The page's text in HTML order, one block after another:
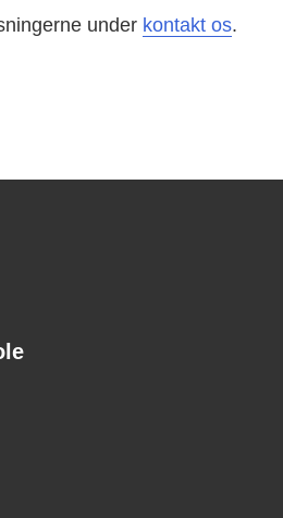
under kontakt os.